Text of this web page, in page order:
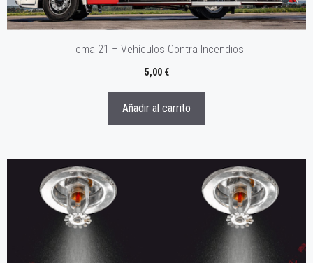
Tema 21 – Vehículos Contra Incendios
5,00 €
Añadir al carrito